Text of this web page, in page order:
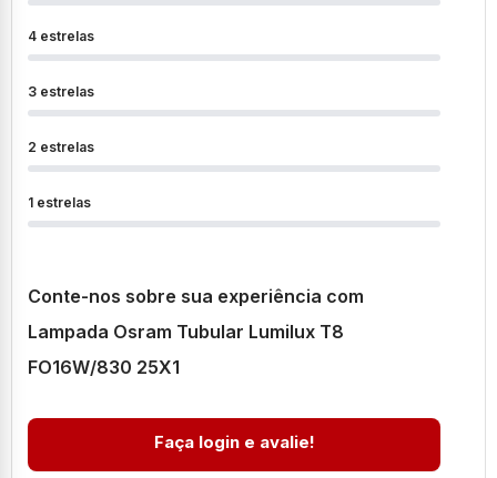
4 estrelas
3 estrelas
2 estrelas
1 estrelas
Conte-nos sobre sua experiência com
Lampada Osram Tubular Lumilux T8
FO16W/830 25X1
Faça login e avalie!